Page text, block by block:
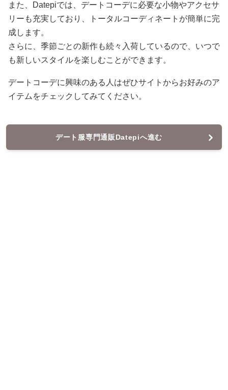
また、Datepiでは、デートコーデに必要な小物やアクセサ
リーも充実しており、トータルコーディネートが簡単に完
成します。
さらに、季節ごとの新作も続々入荷しているので、いつで
も新しいスタイルを楽しむことができます。
デートコーデに興味のある人はぜひサイトからお好みのア
イテムをチェックしてみてください。
デート服専門通販Datepiへ進む